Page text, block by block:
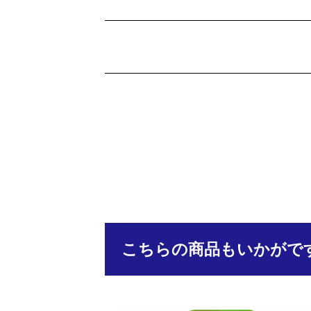
こちらの商品もいかがで